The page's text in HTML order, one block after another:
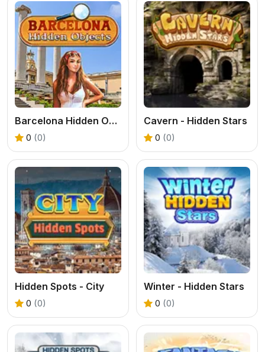
Barcelona Hidden Objects
0 (0)
Cavern - Hidden Stars
0 (0)
Hidden Spots - City
0 (0)
Winter - Hidden Stars
0 (0)